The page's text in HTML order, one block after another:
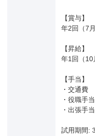
【賞与】
年2回（7
【昇給】
年1回（10
【手当】
・交通費
・役職手当
・出張手
試用期間: